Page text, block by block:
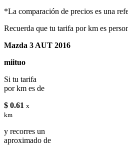
*La comparación de precios es una
Recuerda que tu tarifa por km es
Mazda 3 AUT 2016
miituo
Si tu tarifa
por km es de
$ 0.61 x
km
y recorres un
aproximado de